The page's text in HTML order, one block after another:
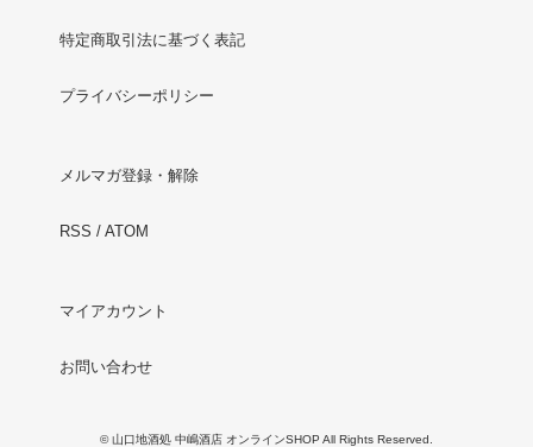
特定商取引法に基づく表記
プライバシーポリシー
メルマガ登録・解除
RSS / ATOM
マイアカウント
お問い合わせ
© 山口地酒処 中嶋酒店 オンラインSHOP All Rights Reserved.